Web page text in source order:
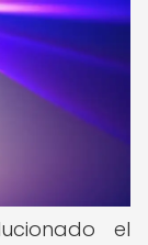
el